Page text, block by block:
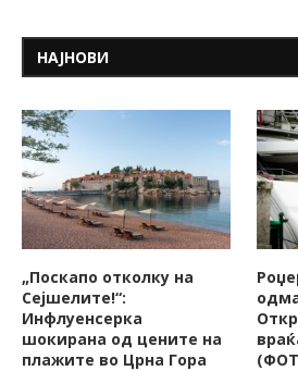
НАЈНОВИ
„Поскапо отколку на
Сејшелите!“:
Инфлуенсерка
шокирана од цените на
плажите во Црна Гора